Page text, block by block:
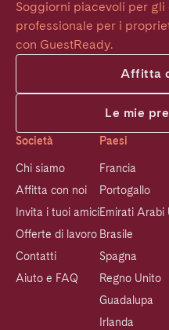
Soggiorni piacevoli per
professionale per i
con GuestReady.
Affitta
Le mie
Società
Chi siamo
Affitta con noi
Invita i tuoi amici
Offerte di lavoro
Contatti
Aiuto e FAQ
Paesi
Francia
Portogallo
Emirati Arabi
Brasile
Spagna
Regno Unito
Guadalupa
Irlanda